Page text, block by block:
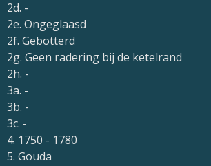
2d. -
2e. Ongeglaasd
2f. Gebotterd
2g. Geen radering bij de ketelrand
2h. -
3a. -
3b. -
3c. -
4. 1750 - 1780
5. Gouda